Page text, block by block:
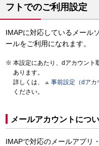
フトでのご利用設定
IMAPに対応しているメール
ールをご利用になれます。
本設定にあたり、dアカウント
あります。
詳しくは、
事前設定（dアカ
ください。
メールアカウントにつ
IMAPで対応のメールアプリ